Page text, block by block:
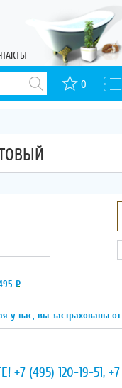
0
Р
у нас, вы застрахованы
+7 (495) 120-19-51,